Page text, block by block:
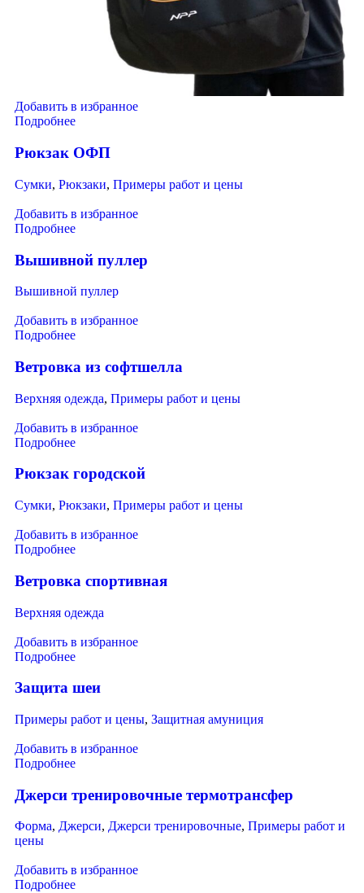
Добавить в избранное
Подробнее
Рюкзак ОФП
Сумки, Рюкзаки, Примеры работ и цены
Добавить в избранное
Подробнее
Вышивной пуллер
Вышивной пуллер
Добавить в избранное
Подробнее
Ветровка из софтшелла
Верхняя одежда, Примеры работ и цены
Добавить в избранное
Подробнее
Рюкзак городской
Сумки, Рюкзаки, Примеры работ и цены
Добавить в избранное
Подробнее
Ветровка спортивная
Верхняя одежда
Добавить в избранное
Подробнее
Защита шеи
Примеры работ и цены, Защитная амуниция
Добавить в избранное
Подробнее
Джерси тренировочные термотрансфер
Форма, Джерси, Джерси тренировочные, Примеры работ и
цены
Добавить в избранное
Подробнее